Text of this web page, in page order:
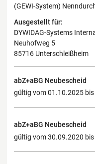
(GEWI-System)
Ausgestellt für:
DYWIDAG-Systems
Neuhofweg 5
85716 Unterschleißheim
abZ+aBG Neubescheid
gültig vom 01.10.2025
abZ+aBG Neubescheid
gültig vom 30.09.2020